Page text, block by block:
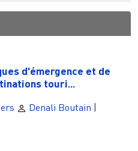
d'émergence et de
touri...
Denali Boutain |